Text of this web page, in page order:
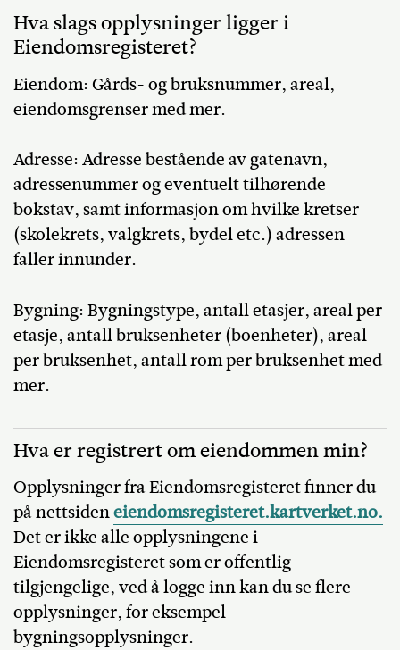
Hva slags opplysninger ligger i
Eiendomsregisteret?
Eiendom: Gårds- og bruksnummer, areal,
eiendomsgrenser med mer.
Adresse: Adresse bestående av gatenavn,
adressenummer og eventuelt tilhørende
bokstav, samt informasjon om hvilke kretser
(skolekrets, valgkrets, bydel etc.) adressen
faller innunder.
Bygning: Bygningstype, antall etasjer, areal per
etasje, antall bruksenheter (boenheter), areal
per bruksenhet, antall rom per bruksenhet med
mer.
Hva er registrert om eiendommen min?
Opplysninger fra Eiendomsregisteret finner du
på nettsideneiendomsregisteret.kartverket.no.
Det er ikke alle opplysningene i
Eiendomsregisteret som er offentlig
tilgjengelige, ved å logge inn kan du se flere
opplysninger, for eksempel
bygningsopplysninger.